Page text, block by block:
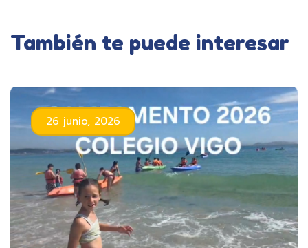
También te puede interesar
26 junio, 2026